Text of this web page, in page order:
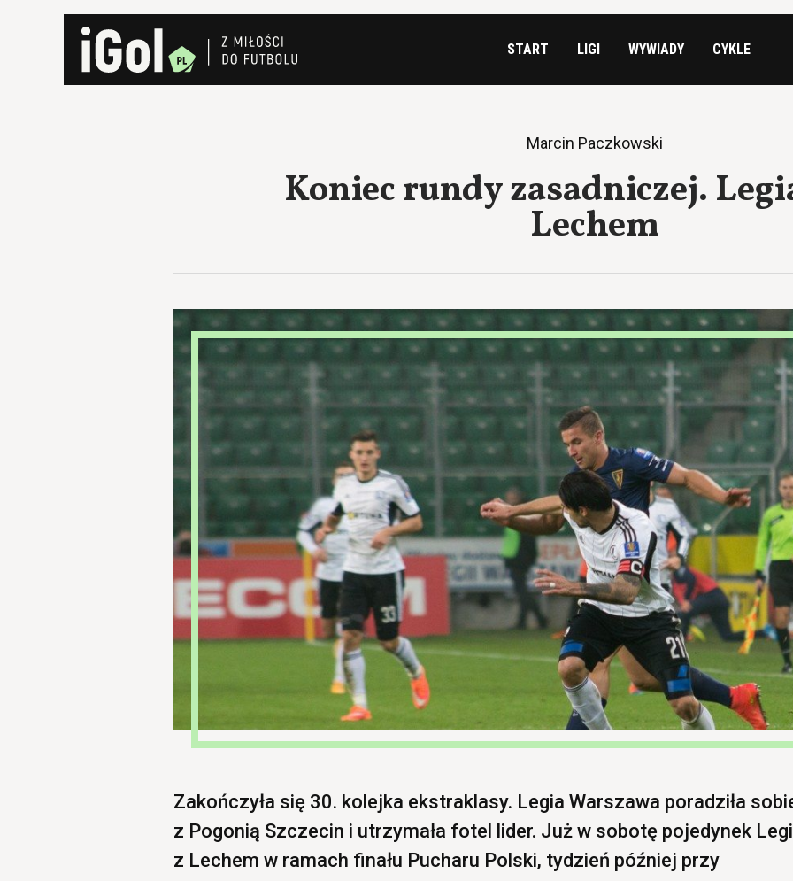
START LIGI WYWIADY CYKLE
Marcin Paczkowski
Koniec rundy zasadniczej.
Lechem
Zakończyła się 30. kolejka ekstraklasy. Legia Warszawa poradziła
z Pogonią Szczecin i utrzymała fotel lider. Już w sobotę pojedynek
z Lechem w ramach finału Pucharu Polski, tydzień później przy